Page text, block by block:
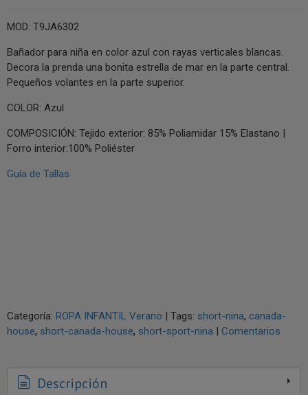
MOD: T9JA6302
Bañador para niña en color azul con rayas verticales blancas.
Decora la prenda una bonita estrella de mar en la parte central.
Pequeños volantes en la parte superior.
COLOR: Azul
COMPOSICIÓN: Tejido exterior: 85% Poliamidar 15% Elastano |
Forro interior:100% Poliéster
Guía de Tallas
Categoría: ROPA INFANTIL Verano | Tags: short-nina canada-
house short-canada-house short-sport-nina | Comentarios
Descripción